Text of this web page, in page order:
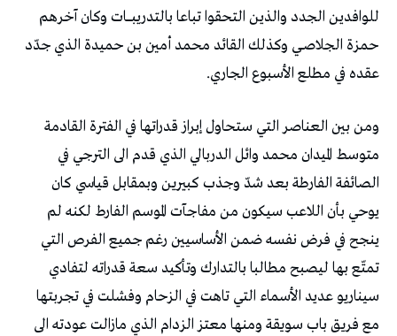
للوافدين الجدد والذين التحقوا تباعا بالتدريبـــــات وكان آخرهم
حمزة الجلاصــي وكذلك القائد محمد أمين بن حميدة الذي جدّد
عقده في مطلع الأسبوع الجاري.
ومن بين العناصر التي ستحاول إبراز قدراتها في الفترة القادمة
متوسط الميدان محمد وائل الدربالي الذي قدم الى الترجي في
الصائفة الفارطة بعد شدّ وجذب كبيرين وبمقابل قياسي كان
يوحي بأن اللاعب سيكون من مفاجآت الموسم الفارط لكنه لم
ينجح في فرض نفسه ضمن الأساسيين رغم جميع الفرص التي
تمتّع بها ليصبح مطالبا بالتدارك وتأكيد سعة قدراته لتفادي
سيناريو عديد الأسماء التي تاهت في الزحام وفشلت في تجربتها
مع فريق باب سويقة ومنها معتز الزدام الذي مازالت عودته الى